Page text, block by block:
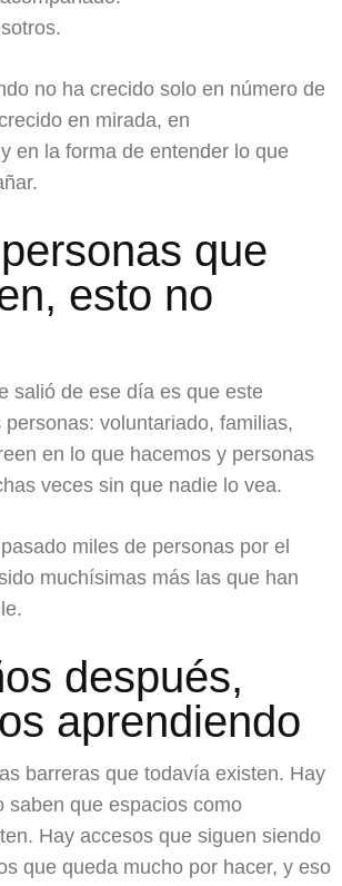
no ha crecido solo en número de
en mirada, en
en la forma de entender lo que
que
esto no
salió de ese día es que este
voluntariado, familias,
en lo que hacemos y personas
veces sin que nadie lo vea.
miles de personas por el
muchísimas más las que han
después,
aprendiendo
barreras que todavía existen. Hay
saben que espacios como
Hay accesos que siguen siendo
que queda mucho por hacer, y eso